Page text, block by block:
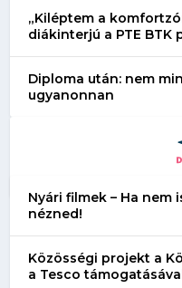
„Kiléptem a
diákinterjú a PTE
Diploma után: nem
ugyanonnan
Nyári filmek – Ha nem
nézned!
Közösségi projekt a
a Tesco